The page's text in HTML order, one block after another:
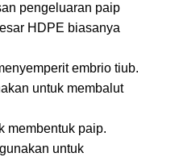
pengeluaran paip
HDPE biasanya
embrio tiub.
untuk membalut
membentuk paip.
untuk